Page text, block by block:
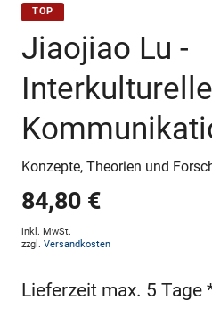
TOP
Jiaojiao Lu -
Konzepte, Theorien und
84,80 €
inkl. MwSt.
zzgl. Versandkosten
Lieferzeit max. 5 Tage